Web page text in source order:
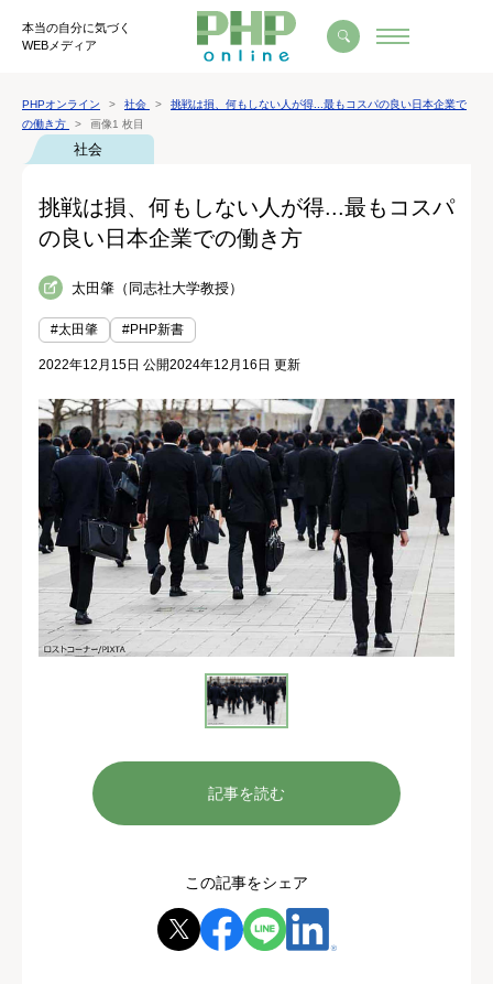
本当の自分に気づく
WEBメディア
PHPオンライン 社会
挑戦は損、何もしない人が得...最もコスパの良い日本企業で
の働き方
画像1 枚目
社会
挑戦は損、何もしない人が得...最もコスパ
の良い日本企業での働き方
太田肇（同志社大学教授）
#太田肇 #PHP新書
2022年12月15日 公開2024年12月16日 更新
記事を読む
この記事をシェア